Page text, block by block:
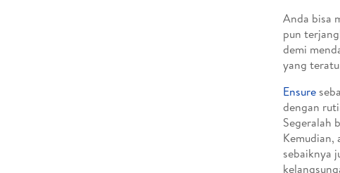
Anda bisa
pun
demi
yang
Ensure
dengan
Segeralah
Kemudian,
sebaiknya